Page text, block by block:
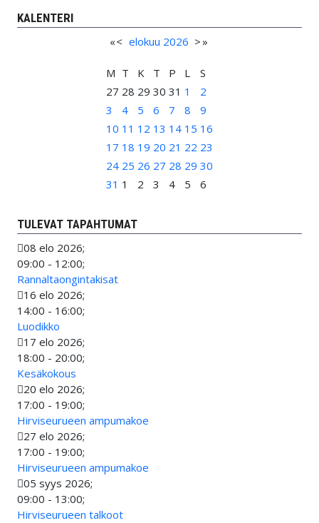
KALENTERI
«< elokuu 2026 >»
M T K T P L
S
27 28 29 30 31 1
2
3
4 5 6 7 8
9
10 11 12 13 14 15 16
17 18 19 20 21 22 23
24 25 26 27 28 29 30
31 1 2 3 4 5 6
TULEVAT TAPAHTUMAT
08 elo 2026;
09:00 - 12:00;
Rannaltaongintakisat
16 elo 2026;
14:00 - 16:00;
Luodikko
17 elo 2026;
18:00 - 20:00;
Kesäkokous
20 elo 2026;
17:00 - 19:00;
Hirviseurueen ampumakoe
27 elo 2026;
17:00 - 19:00;
Hirviseurueen ampumakoe
05 syys 2026;
09:00 - 13:00;
Hirviseurueen talkoot